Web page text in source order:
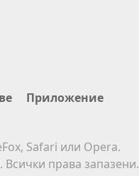
Приложение
Safari или Opera.
права запазени.